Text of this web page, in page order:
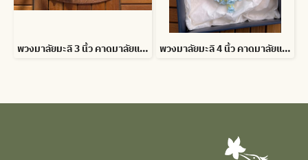
พวงมาลัยมะลิ 3 นิ้ว คาดมาลัยแบน อุบะดอกข่าบาน สั่งสีได้ พวงมาลัยมะลิ 4 นิ้ว คาดมาลัยแบน อุบะดอกข่าบาน สั่งสีได้